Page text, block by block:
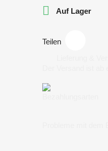
 Auf Lager
Teilen